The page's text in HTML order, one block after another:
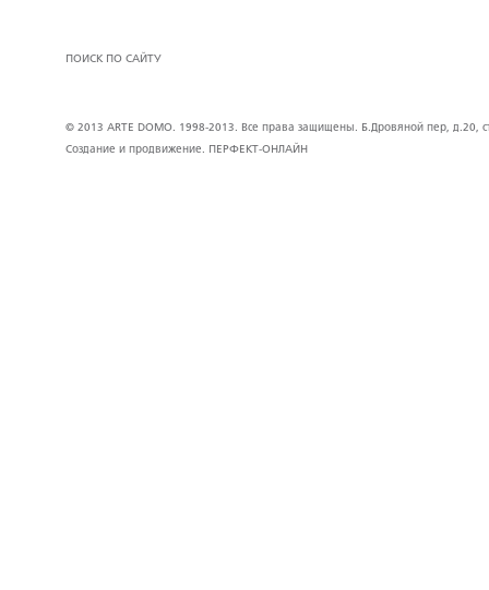
ПОИСК ПО САЙТУ
© 2013 ARTE DOMO. 1998-2013. Все права защищены. Б.Дровяной пер, д.20,
Создание и продвижение.
ПЕРФЕКТ-ОНЛАЙН